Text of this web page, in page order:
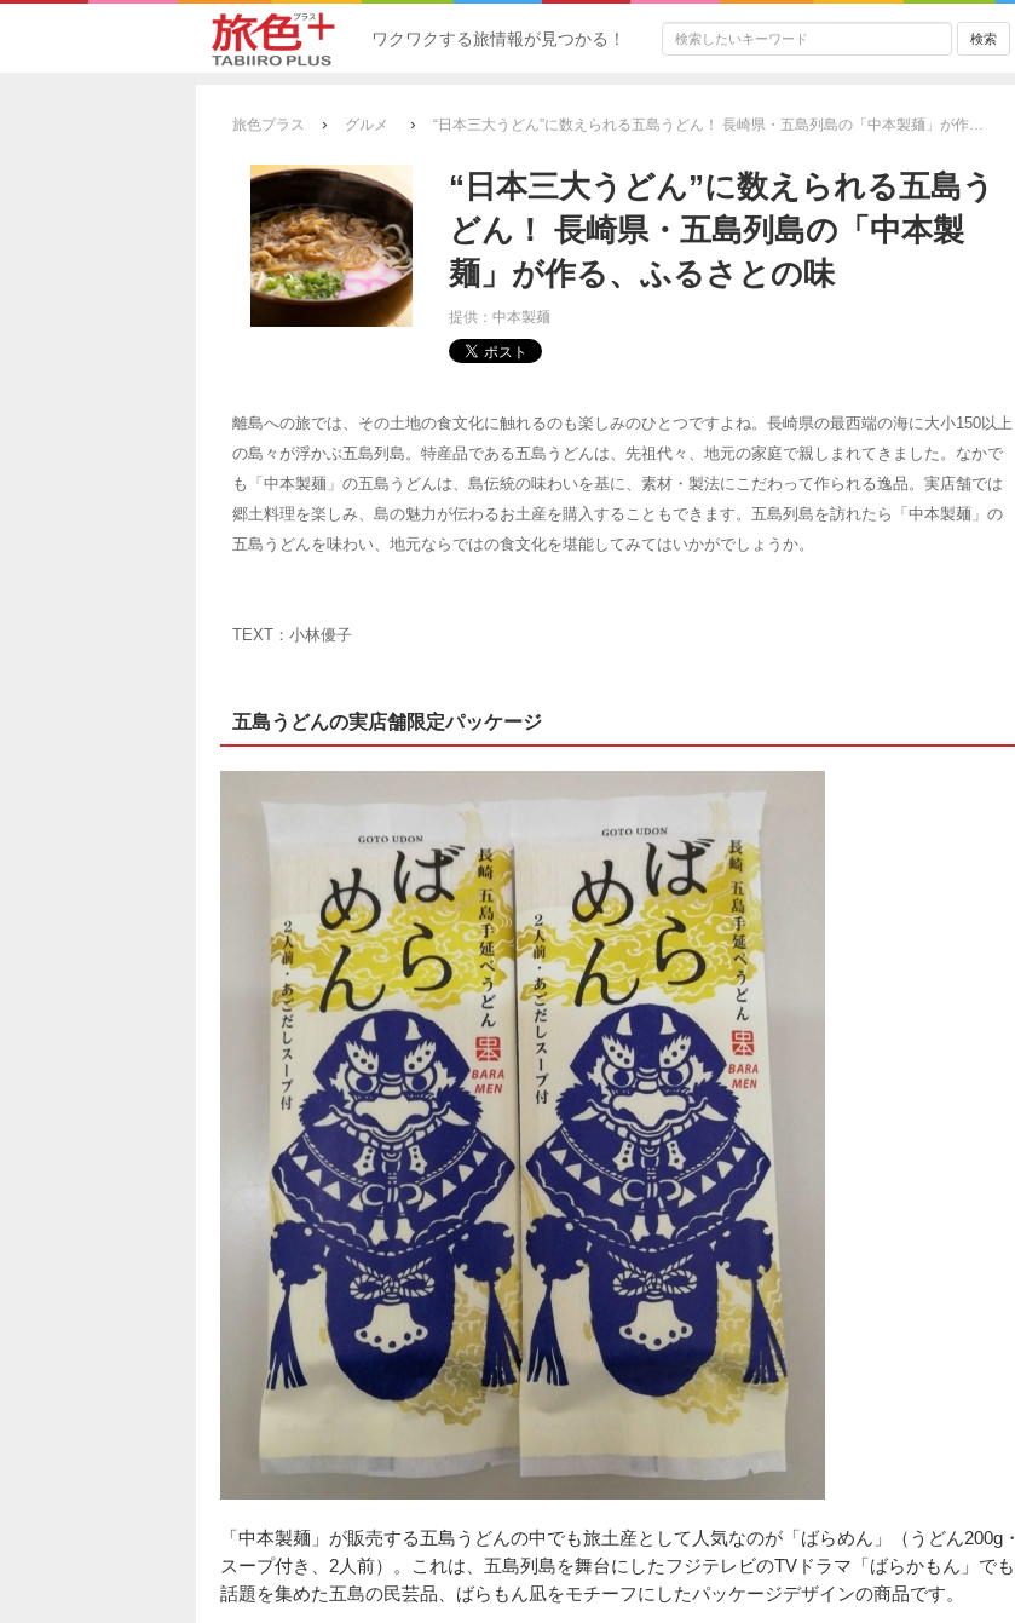
旅色プラス › グルメ › “日本三大うどん”に数えられる五島うどん！ 長崎県・五島列島の「中本製麺」が作…
“日本三大うどん”に数えられる五島う
どん！ 長崎県・五島列島の「中本製
麺」が作る、ふるさとの味
提供：中本製麺
離島への旅では、その土地の食文化に触れるのも楽しみのひとつですよね。長崎県の最西端の海に大小150以上
の島々が浮かぶ五島列島。特産品である五島うどんは、先祖代々、地元の家庭で親しまれてきました。なかで
も「中本製麺」の五島うどんは、島伝統の味わいを基に、素材・製法にこだわって作られる逸品。実店舗では
郷土料理を楽しみ、島の魅力が伝わるお土産を購入することもできます。五島列島を訪れたら「中本製麺」の
五島うどんを味わい、地元ならではの食文化を堪能してみてはいかがでしょうか。
TEXT：小林優子
五島うどんの実店舗限定パッケージ
「中本製麺」が販売する五島うどんの中でも旅土産として人気なのが「ばらめん」（うどん200g・
スープ付き、2人前）。これは、五島列島を舞台にしたフジテレビのTVドラマ「ばらかもん」でも
話題を集めた五島の民芸品、ばらもん凪をモチーフにしたパッケージデザインの商品です。
ワクワクする旅情報が見つかる！